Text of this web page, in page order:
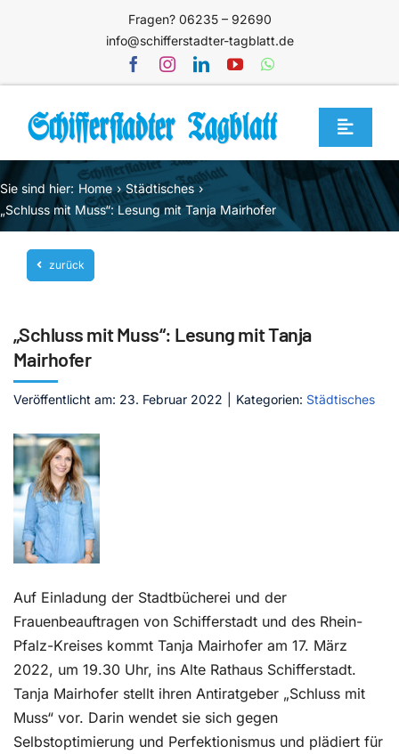
Fragen? 06235 – 92690
info@schifferstadter-tagblatt.de
Toggle
Home
Themen
Blog
Unternehmen
Mediathek
Jetzt abonnieren
Sie sind hier: Home
Städtisches
„Schluss mit Muss“: Lesung mit Tanja Mairhofer
zurück
„Schluss mit Muss“: Lesung mit Tanja
Mairhofer
Veröffentlicht am: 23. Februar 2022 Kategorien: Städtisches
Auf Einladung der Stadtbücherei und der
Frauenbeauftragen von Schifferstadt und des Rhein-
Pfalz-Kreises kommt Tanja Mairhofer am 17. März
2022, um 19.30 Uhr, ins Alte Rathaus Schifferstadt.
Tanja Mairhofer stellt ihren Antiratgeber „Schluss mit
Muss“ vor. Darin wendet sie sich gegen
Selbstoptimierung und Perfektionismus und plädiert für